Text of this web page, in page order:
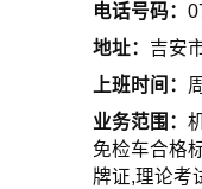
电话号码：
地址： 吉安
上班时间：
业务范围：
免检车合格
牌证,理论考